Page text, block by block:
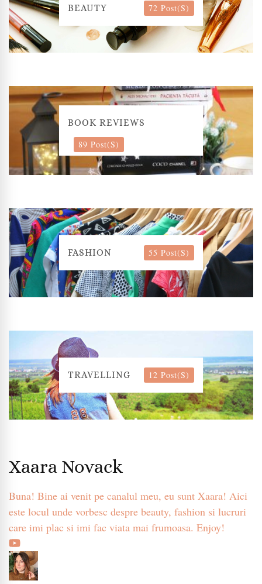
BEAUTY 72 Post(s)
BOOK REVIEWS
89 Post(s)
FASHION 55 Post(s)
TRAVELLING 12 Post(s)
Xaara Novack
Buna! Bine ai venit pe canalul meu, eu sunt Xaara! Aici
este locul unde vorbesc despre beauty, fashion si lucruri
care imi plac si imi fac viata mai frumoasa. Enjoy!